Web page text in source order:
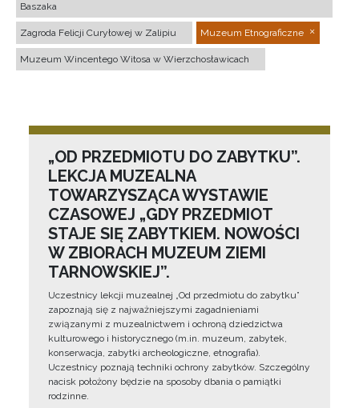
Baszaka
Zagroda Felicji Curyłowej w Zalipiu Muzeum Etnograficzne
Muzeum Wincentego Witosa w Wierzchosławicach
„OD PRZEDMIOTU DO ZABYTKU”.
LEKCJA MUZEALNA
TOWARZYSZĄCA WYSTAWIE
CZASOWEJ „GDY PRZEDMIOT
STAJE SIĘ ZABYTKIEM. NOWOŚCI
W ZBIORACH MUZEUM ZIEMI
TARNOWSKIEJ”.
Uczestnicy lekcji muzealnej „Od przedmiotu do zabytku”
zapoznają się z najważniejszymi zagadnieniami
związanymi z muzealnictwem i ochroną dziedzictwa
kulturowego i historycznego (m.in. muzeum, zabytek,
konserwacja, zabytki archeologiczne, etnografia).
Uczestnicy poznają techniki ochrony zabytków. Szczególny
nacisk położony będzie na sposoby dbania o pamiątki
rodzinne.